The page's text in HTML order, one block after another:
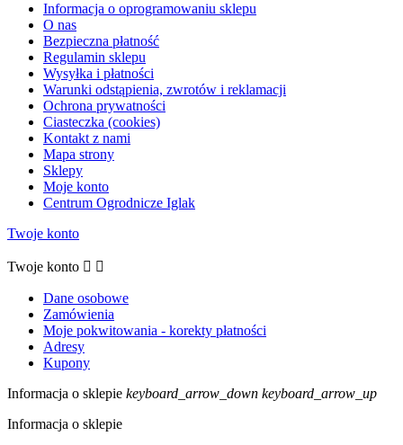
Informacja o oprogramowaniu sklepu
O nas
Bezpieczna płatność
Regulamin sklepu
Wysyłka i płatności
Warunki odstąpienia, zwrotów i reklamacji
Ochrona prywatności
Ciasteczka (cookies)
Kontakt z nami
Mapa strony
Sklepy
Moje konto
Centrum Ogrodnicze Iglak
Twoje konto
Twoje konto  
Dane osobowe
Zamówienia
Moje pokwitowania - korekty płatności
Adresy
Kupony
Informacja o sklepie keyboard_arrow_down keyboard_arrow_up
Informacja o sklepie